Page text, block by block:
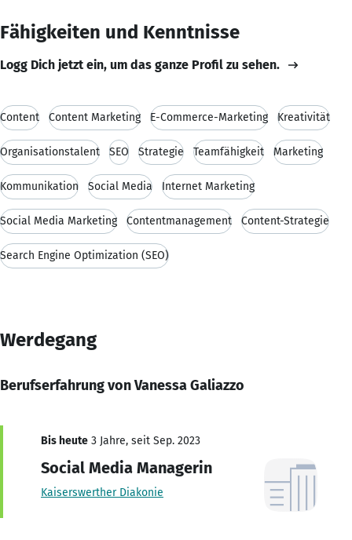
Fähigkeiten und Kenntnisse
Logg Dich jetzt ein, um das ganze Profil zu sehen.
Content Content Marketing E-Commerce-Marketing Kreativität
Organisationstalent SEO Strategie Teamfähigkeit Marketing
Kommunikation Social Media Internet Marketing
Social Media Marketing Contentmanagement Content-Strategie
Search Engine Optimization (SEO)
Werdegang
Berufserfahrung von Vanessa Galiazzo
Bis heute 3 Jahre, seit Sep. 2023
Social Media Managerin
Kaiserswerther Diakonie